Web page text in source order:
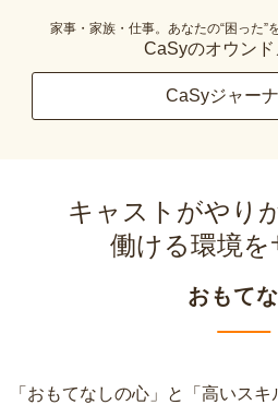
家事・家族・仕事。あなたの“困った”
CaSyのオウン
CaSyジャー
キャストがやり
働ける環境を
おもて
「おもてなしの心」と「高いス